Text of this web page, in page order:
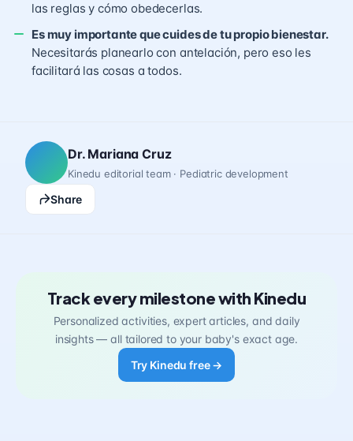
las reglas y cómo obedecerlas.
Es muy importante que cuides de tu propio bienestar.
Necesitarás planearlo con antelación, pero eso les
facilitará las cosas a todos.
Dr. Mariana Cruz
Kinedu editorial team · Pediatric development
Share
Track every milestone with Kinedu
Personalized activities, expert articles, and daily
insights — all tailored to your baby's exact age.
Try Kinedu free →